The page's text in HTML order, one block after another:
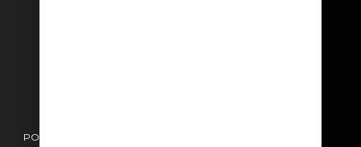
POLÍTICA DE COOKIES